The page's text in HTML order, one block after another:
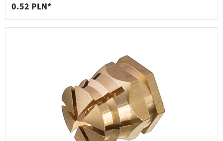
0.52 PLN*